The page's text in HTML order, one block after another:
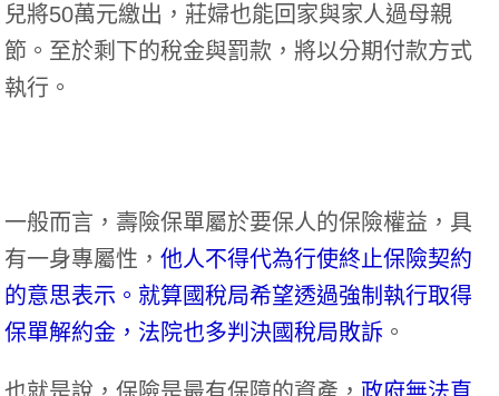
兒將50萬元繳出，莊婦也能回家與家人過母親
節。至於剩下的稅金與罰款，將以分期付款方式
執行。
一般而言，壽險保單屬於要保人的保險權益，具
有一身專屬性，他人不得代為行使終止保險契約
的意思表示。就算國稅局希望透過強制執行取得
保單解約金，法院也多判決國稅局敗訴 。